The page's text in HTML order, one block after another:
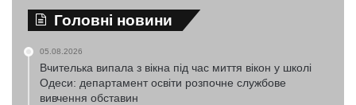
Головні новини
05.08.2026
Вчителька випала з вікна під час миття вікон у школі
Одеси: департамент освіти розпочне службове
вивчення обставин